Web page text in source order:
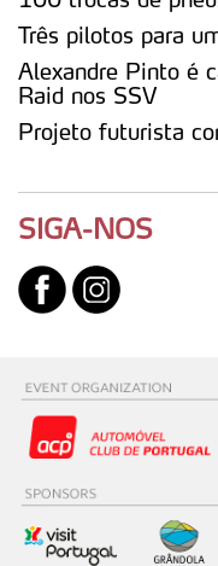
Consulte a política de
Três pilotos para
Alexandre Pinto é
Raid nos SSV
Projeto futurista
SIGA-NOS